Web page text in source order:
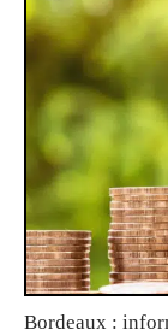
Bordeaux :